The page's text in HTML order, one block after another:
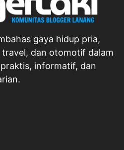
gaya hidup pria,
dan otomotif dalam
informatif, dan